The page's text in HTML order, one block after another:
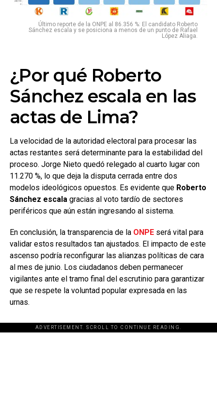
Último reporte de la ONPE al 86.356 %: El candidato Roberto
Sánchez escala y se posiciona a menos de un punto de Rafael
López Aliaga.
¿Por qué Roberto
Sánchez escala en las
actas de Lima?
La velocidad de la autoridad electoral para procesar las
actas restantes será determinante para la estabilidad del
proceso. Jorge Nieto quedó relegado al cuarto lugar con
11.270 %, lo que deja la disputa cerrada entre dos
modelos ideológicos opuestos. Es evidente que Roberto
Sánchez escala gracias al voto tardío de sectores
periféricos que aún están ingresando al sistema.
En conclusión, la transparencia de la ONPE será vital para
validar estos resultados tan ajustados. El impacto de este
ascenso podría reconfigurar las alianzas políticas de cara
al mes de junio. Los ciudadanos deben permanecer
vigilantes ante el tramo final del escrutinio para garantizar
que se respete la voluntad popular expresada en las
urnas.
ADVERTISEMENT. SCROLL TO CONTINUE READING.